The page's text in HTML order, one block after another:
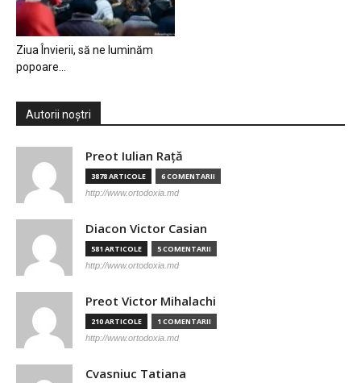
Ziua Învierii, să ne luminăm
popoare…
Autorii noștri
Preot Iulian Raţă
3878 ARTICOLE 6 COMENTARII
http://www.ortodoxia.md
Diacon Victor Casian
581 ARTICOLE 5 COMENTARII
http://www.ortodoxia.md
Preot Victor Mihalachi
210 ARTICOLE 1 COMENTARII
http://www.ortodoxia.md
Cvasniuc Tatiana